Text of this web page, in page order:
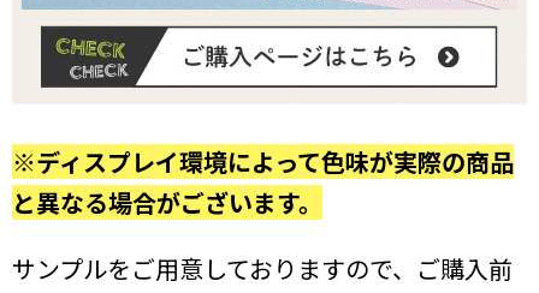
※ディスプレイ環境によって色味が実際の商品
と異なる場合がございます。
サンプルをご用意しておりますので、ご購入前